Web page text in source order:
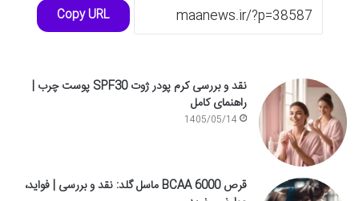
Copy URL
نقد و بررسی کرم پودر ژوت SPF30 پوست چرب |
راهنمای کامل
1405/05/14
قرص BCAA 6000 ماسل گلد: نقد و بررسی | فواید،